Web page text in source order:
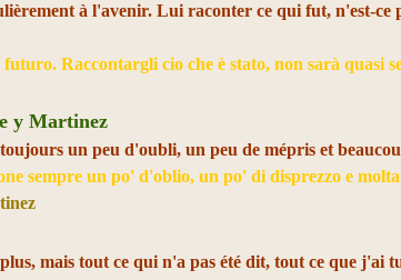
à l'avenir. Lui raconter ce qui fut, n'est-ce
Raccontargli cio che è stato, non sarà quasi
y Martinez
un peu d'oubli, un peu de mépris et
sempre un po' d'oblio, un po' di disprezzo e molta
mais tout ce qui n'a pas été dit, tout ce que j'ai